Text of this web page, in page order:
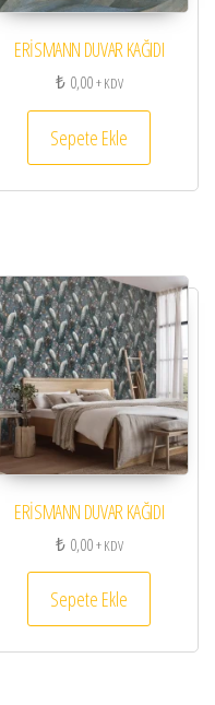
ERİSMANN DUVAR KAĞIDI
₺0,00+ KDV
Sepete Ekle
ERİSMANN DUVAR KAĞIDI
₺0,00+ KDV
Sepete Ekle